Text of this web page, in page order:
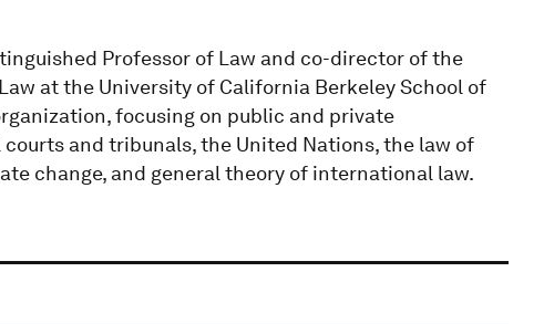
Professor of Law and co-director of the
at the University of California Berkeley School of
focusing on public and private
and tribunals, the United Nations, the law of
change, and general theory of international law.